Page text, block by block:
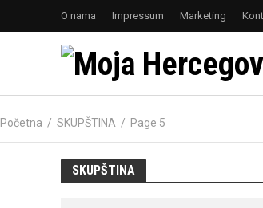
O nama Impressum Marketing
Početna / SKUPŠTINA / Page 5
SKUPŠTINA